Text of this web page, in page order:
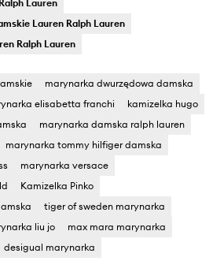
Lauren
Lauren Ralph Lauren
Ralph Lauren
marynarka dwurzędowa damska
elisabetta franchi
kamizelka hugo
marynarka damska ralph lauren
marynarka tommy hilfiger damska
marynarka versace
Kamizelka Pinko
tiger of sweden marynarka
liu jo
max mara marynarka
desigual marynarka